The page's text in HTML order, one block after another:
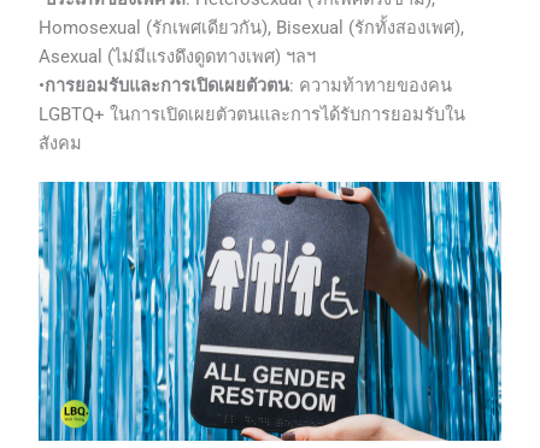
Homosexual (รักเพศเดียวกัน), Bisexual (รักทั้งสองเพศ),
Asexual (ไม่มีแรงดึงดูดทางเพศ) ฯลฯ
•การยอมรับและการเปิดเผยตัวตน: ความท้าทายของคน
LGBTQ+ ในการเปิดเผยตัวตนและการได้รับการยอมรับใน
สังคม